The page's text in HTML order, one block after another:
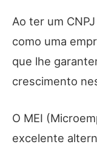
Ao ter um
como uma
que lhe
crescimento
O MEI
excelente